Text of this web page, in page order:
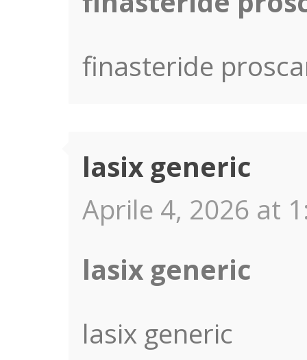
finasteride
lasix generic
Aprile 4, 2026 at
lasix generic
lasix generic